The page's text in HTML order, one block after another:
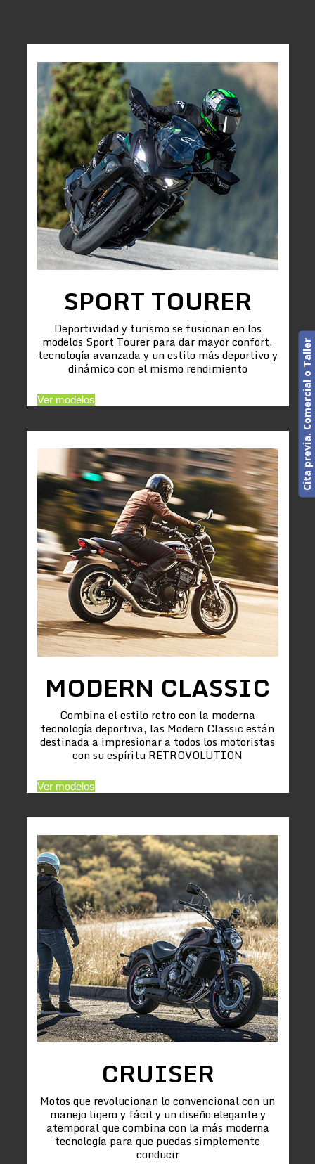
SPORT TOURER
Deportividad y turismo se fusionan en los
modelos Sport Tourer para dar mayor confort,
tecnología avanzada y un estilo más deportivo y
dinámico con el mismo rendimiento
Ver modelos
MODERN CLASSIC
Combina el estilo retro con la moderna
tecnología deportiva, las Modern Classic están
destinada a impresionar a todos los motoristas
con su espíritu RETROVOLUTION
Ver modelos
CRUISER
Motos que revolucionan lo convencional con un
manejo ligero y fácil y un diseño elegante y
atemporal que combina con la más moderna
tecnología para que puedas simplemente
conducir
Cita previa. Comercial o Taller